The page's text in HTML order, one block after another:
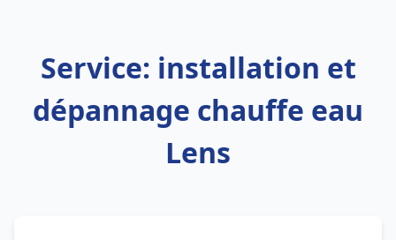
Service: installation et
dépannage chauffe eau
Lens